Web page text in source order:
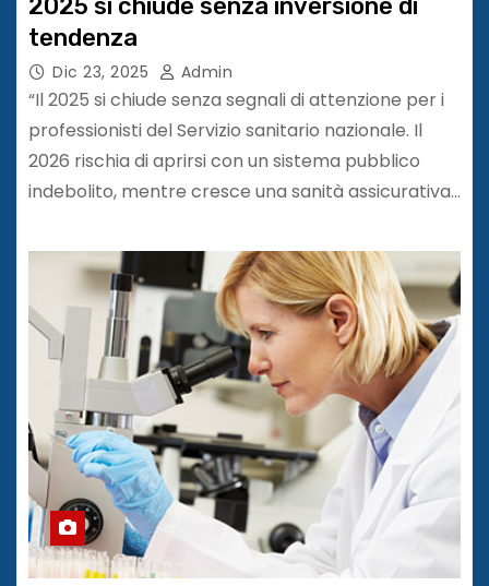
tendenza
Dic 23, 2025 Admin
“Il 2025 si chiude senza segnali di attenzione per i
professionisti del Servizio sanitario nazionale. Il
2026 rischia di aprirsi con un sistema pubblico
indebolito, mentre cresce una sanità assicurativa…